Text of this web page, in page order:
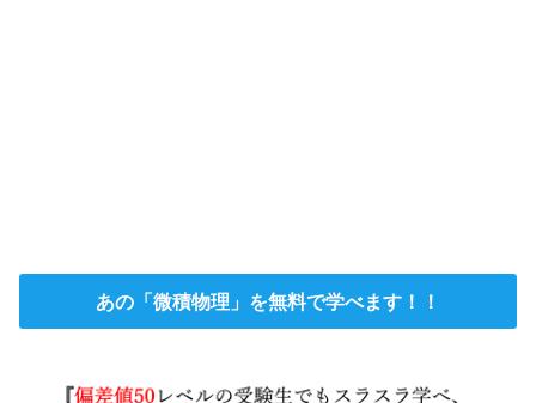
あの「微積物理」を無料で学べます！！